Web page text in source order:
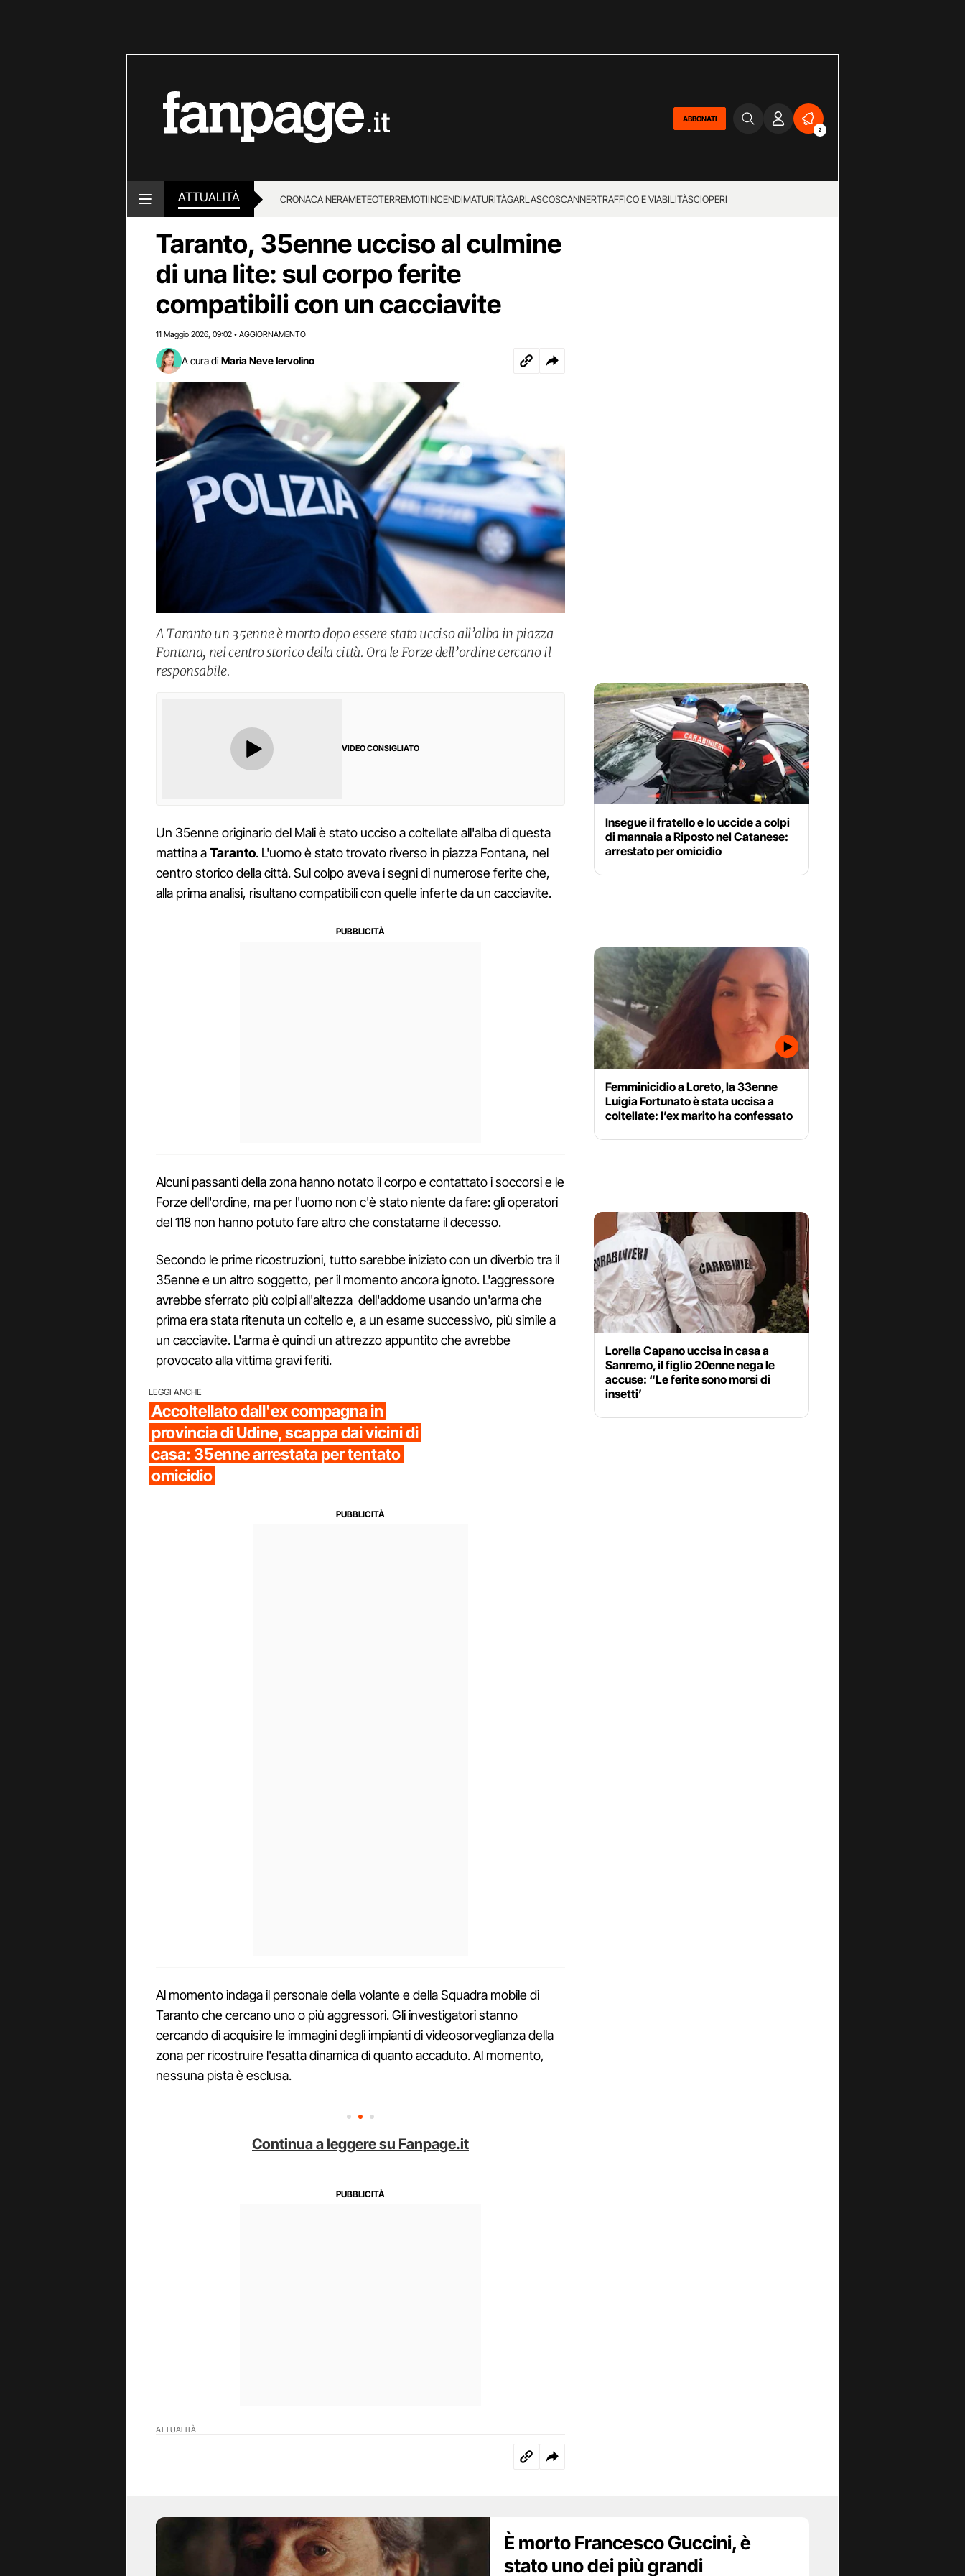
ABBONATI
2
ATTUALITÀ CRONACA NERAMETEOTERREMOTIINCENDIMATURITÀGARLASCOSCANNERTRAFFICO E VIABILITÀSCIOPERI
LOTTO E SUPERENALOTTO
Taranto, 35enne ucciso al culmine
di una lite: sul corpo ferite
compatibili con un cacciavite
11 Maggio 2026 09:02 • AGGIORNAMENTO
A cura di Maria Neve Iervolino
A Taranto un 35enne è morto dopo essere stato ucciso all’alba in piazza
Fontana, nel centro storico della città. Ora le Forze dell’ordine cercano il
responsabile.
VIDEO CONSIGLIATO
Un 35enne originario del Mali è stato ucciso a coltellate all'alba di questa
mattina aTaranto. L'uomo è stato trovato riverso in piazza Fontana, nel
centro storico della città. Sul colpo aveva i segni di numerose ferite che,
alla prima analisi, risultano compatibili con quelle inferte da un cacciavite.
Alcuni passanti della zona hanno notato il corpo e contattato i soccorsi e le
Forze dell'ordine, ma per l'uomo non c'è stato niente da fare: gli operatori
del 118 non hanno potuto fare altro che constatarne il decesso.
Secondo le prime ricostruzioni, tutto sarebbe iniziato con un diverbio tra il
35enne e un altro soggetto, per il momento ancora ignoto. L'aggressore
avrebbe sferrato più colpi all'altezza dell'addome usando un'arma che
prima era stata ritenuta un coltello e, a un esame successivo, più simile a
un cacciavite. L'arma è quindi un attrezzo appuntito che avrebbe
provocato alla vittima gravi feriti.
LEGGI ANCHE
Accoltellato dall'ex compagna in
provincia di Udine, scappa dai vicini di
casa: 35enne arrestata per tentato
omicidio
Al momento indaga il personale della volante e della Squadra mobile di
Taranto che cercano uno o più aggressori. Gli investigatori stanno
cercando di acquisire le immagini degli impianti di videosorveglianza della
zona per ricostruire l'esatta dinamica di quanto accaduto. Al momento,
nessuna pista è esclusa.
Continua a leggere su Fanpage.it
ATTUALITÀ
Insegue il fratello e lo uccide a colpi
di mannaia a Riposto nel Catanese:
arrestato per omicidio
Femminicidio a Loreto, la 33enne
Luigia Fortunato è stata uccisa a
coltellate: l’ex marito ha confessato
Lorella Capano uccisa in casa a
Sanremo, il figlio 20enne nega le
accuse: “Le ferite sono morsi di
insetti’
È morto Francesco Guccini, è
stato uno dei più grandi